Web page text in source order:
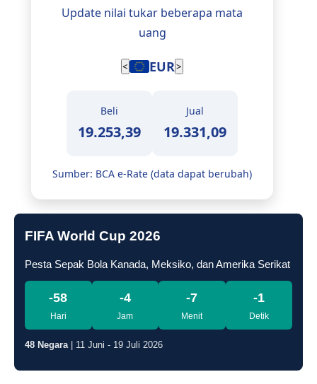
Update nilai tukar beberapa mata
uang
< EUR>
Beli
19.253,39
Jual
19.331,09
Sumber: BCA e-Rate (data dapat berubah)
FIFA World Cup 2026
Pesta Sepak Bola Kanada, Meksiko, dan Amerika Serikat
-58
Hari
-4
Jam
-7
Menit
-2
Detik
48 Negara| 11 Juni - 19 Juli 2026